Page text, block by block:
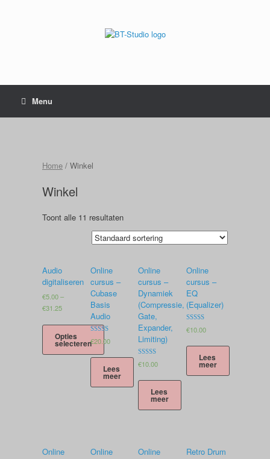
Menu
Home / Winkel
Winkel
Toont alle 11 resultaten
Audio
digitaliseren
€5.00–
€31.25
Opties
selecteren
gekozen
Online
cursus –
Cubase
Basis
Audio
Waardering
5.00
€20.00
Lees
meer
Online
cursus –
Dynamiek
(Compressie,
Gate,
Expander,
Limiting)
Waardering
5.00
€10.00
Lees
meer
Online
cursus –
EQ
(Equalizer)
Waardering
5.00
€10.00
Lees
meer
Online
Online
Online
Retro Drum